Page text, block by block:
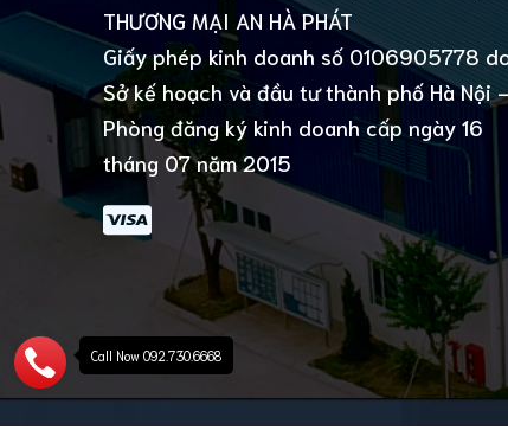
THƯƠNG MẠI AN HÀ PHÁT
Giấy phép kinh doanh số 0106905778
Sở kế hoạch và đầu tư thành phố Hà Nội -
Phòng đăng ký kinh doanh cấp ngày 16
tháng 07 năm 2015
Call Now 092.730.6668